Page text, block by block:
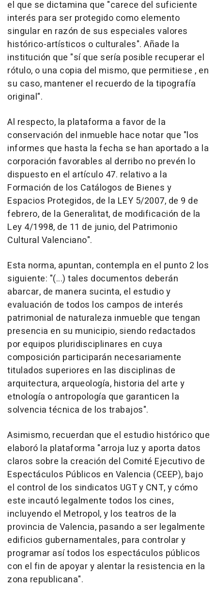
el que se dictamina que "carece del suficiente
interés para ser protegido como elemento
singular en razón de sus especiales valores
histórico-artísticos o culturales". Añade la
institución que "sí que sería posible recuperar el
rótulo, o una copia del mismo, que permitiese , en
su caso, mantener el recuerdo de la tipografía
original".
Al respecto, la plataforma a favor de la
conservación del inmueble hace notar que "los
informes que hasta la fecha se han aportado a la
corporación favorables al derribo no prevén lo
dispuesto en el artículo 47. relativo a la
Formación de los Catálogos de Bienes y
Espacios Protegidos, de la LEY 5/2007, de 9 de
febrero, de la Generalitat, de modificación de la
Ley 4/1998, de 11 de junio, del Patrimonio
Cultural Valenciano".
Esta norma, apuntan, contempla en el punto 2 los
siguiente: "(...) tales documentos deberán
abarcar, de manera sucinta, el estudio y
evaluación de todos los campos de interés
patrimonial de naturaleza inmueble que tengan
presencia en su municipio, siendo redactados
por equipos pluridisciplinares en cuya
composición participarán necesariamente
titulados superiores en las disciplinas de
arquitectura, arqueología, historia del arte y
etnología o antropología que garanticen la
solvencia técnica de los trabajos".
Asimismo, recuerdan que el estudio histórico que
elaboró la plataforma "arroja luz y aporta datos
claros sobre la creación del Comité Ejecutivo de
Espectáculos Públicos en Valencia (CEEP), bajo
el control de los sindicatos UGT y CNT, y cómo
este incautó legalmente todos los cines,
incluyendo el Metropol, y los teatros de la
provincia de Valencia, pasando a ser legalmente
edificios gubernamentales, para controlar y
programar así todos los espectáculos públicos
con el fin de apoyar y alentar la resistencia en la
zona republicana".